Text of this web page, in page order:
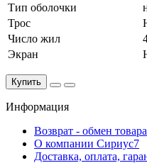
Тип оболочки
Трос
Число жил
Экран
Купить
Информация
Возврат - обмен товара
О компании Сириус7
Доставка, оплата,